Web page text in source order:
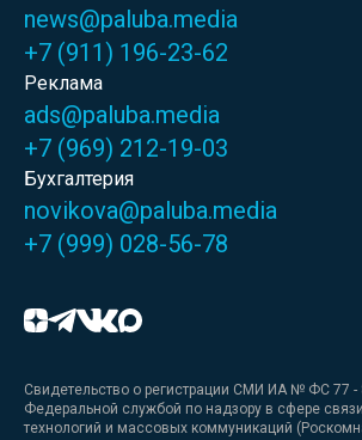
news@paluba.media
+7 (911) 196-23-62
Реклама
ads@paluba.media
+7 (969) 212-19-03
Бухгалтерия
novikova@paluba.media
+7 (999) 028-56-78
Свидетельство о регистрации СМИ ИА № ФС 77
Федеральной службой по надзору в сфере
технологий и массовых коммуникаций